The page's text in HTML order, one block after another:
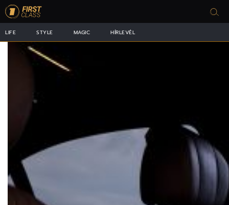
LIFE STYLE MAGIC HÍRLEVÉL